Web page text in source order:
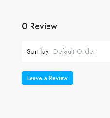
0 Review
Sort by: Default Order
Leave a Review